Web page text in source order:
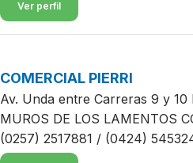
Ver perfil
COMERCIAL PIERRI
Av. Unda entre Carreras 9 y
MUROS DE LOS LAMENTOS
(0257) 2517881 / (0424)